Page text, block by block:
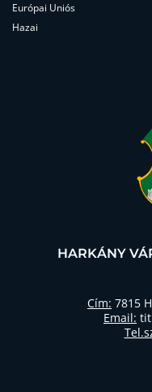
Európai Uniós
Hazai
HARKÁNY
Cím: 7815
Email: